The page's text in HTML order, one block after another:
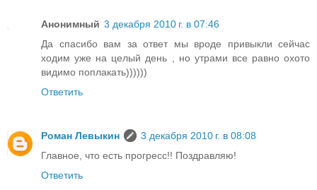
Анонимный 3 декабря 2010 г. в 07:46
Да спасибо вам за ответ мы вроде привыкли сейчас
ходим уже на целый день , но утрами все равно охото
видимо поплакать))))))
Ответить
Роман Левыкин
3 декабря 2010 г. в 08:08
Главное, что есть прогресс!! Поздравляю!
Ответить